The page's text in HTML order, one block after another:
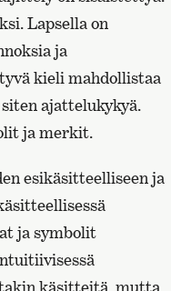
Lapsella on
ja
kieli mahdollistaa
ajattelukykyä.
ja merkit.
esikäsitteelliseen ja
ja symbolit
käsitteitä, mutta